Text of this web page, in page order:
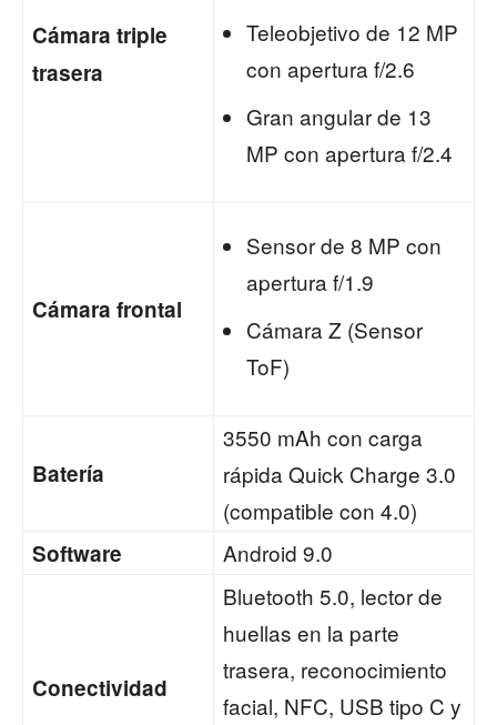
Cámara triple
trasera
Teleobjetivo de 12 MP
con apertura f/2.6
Gran angular de 13
MP con apertura f/2.4
Cámara frontal
Sensor de 8 MP con
apertura f/1.9
Cámara Z (Sensor
ToF)
Batería
3550 mAh con carga
rápida Quick Charge 3.0
(compatible con 4.0)
Software
Android 9.0
Conectividad
Bluetooth 5.0, lector de
huellas en la parte
trasera, reconocimiento
facial, NFC, USB tipo C y